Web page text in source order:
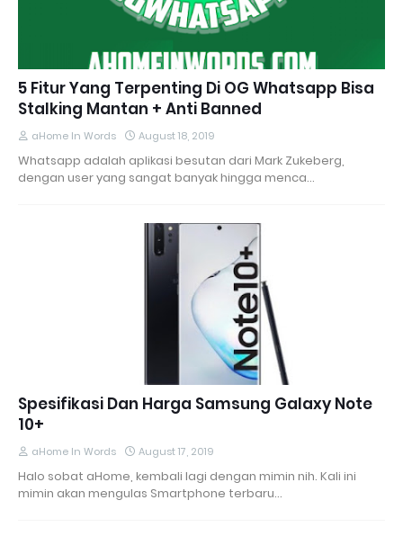
5 Fitur Yang Terpenting Di OG Whatsapp Bisa
Stalking Mantan + Anti Banned
aHome In Words August 18, 2019
Whatsapp adalah aplikasi besutan dari Mark Zukeberg,
dengan user yang sangat banyak hingga menca…
Spesifikasi Dan Harga Samsung Galaxy Note
10+
aHome In Words August 17, 2019
Halo sobat aHome, kembali lagi dengan mimin nih. Kali ini
mimin akan mengulas Smartphone terbaru…